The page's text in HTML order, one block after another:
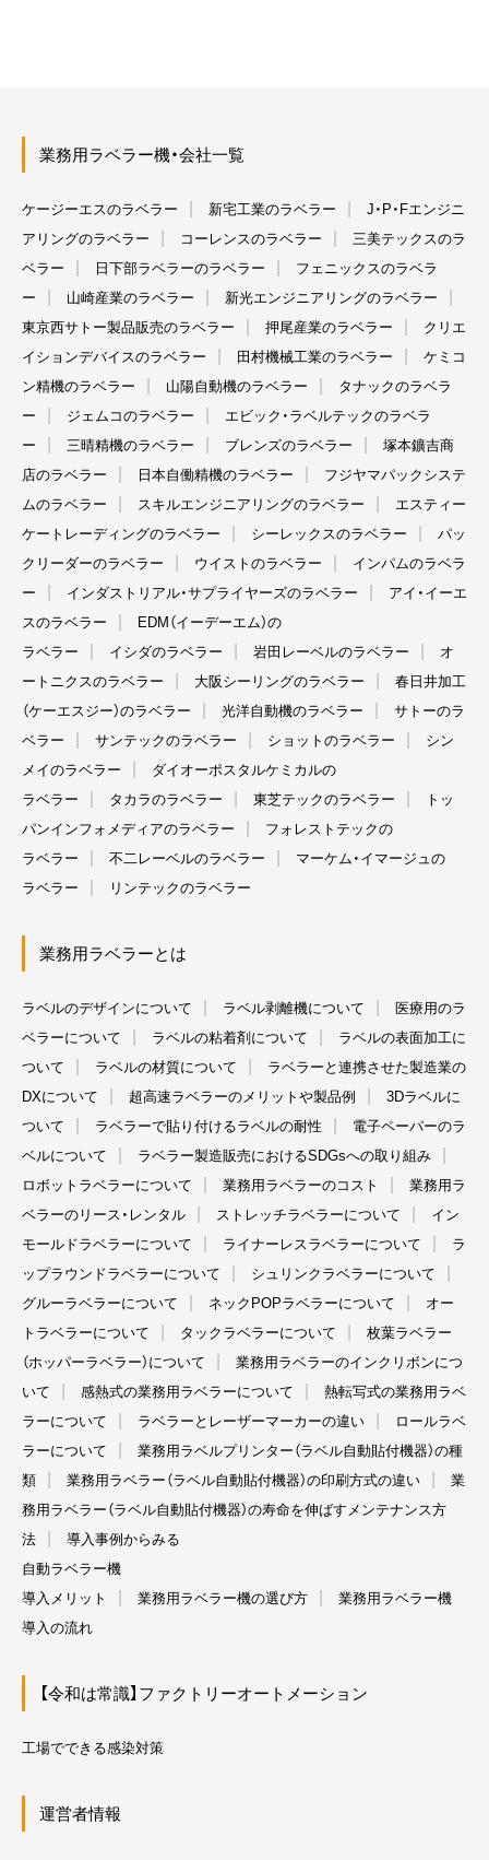
業務用ラベラー機・会社一覧
ケージーエスのラベラー 新宅工業のラベラー
J・P・Fエンジニ
アリングのラベラー
コーレンスのラベラー
三美テックスのラ
ベラー
日下部ラベラーのラベラー
フェニックスのラベラ
ー
山崎産業のラベラー
新光エンジニアリングのラベラー
東京西サトー製品販売のラベラー
押尾産業のラベラー
クリエ
イションデバイスのラベラー
田村機械工業のラベラー
ケミコ
ン精機のラベラー
山陽自動機のラベラー
タナックのラベラ
ー
ジェムコのラベラー
エビック・ラベルテックのラベラ
ー
三晴精機のラベラー ブレンズのラベラー
塚本鑛吉商
店のラベラー
日本自働精機のラベラー
フジヤマパックシステ
ムのラベラー
スキルエンジニアリングのラベラー
エスティー
ケートレーディングのラベラー
シーレックスのラベラー
パッ
クリーダーのラベラー
ウイストのラベラー
インパムのラベラ
ー
インダストリアル・サプライヤーズのラベラー
アイ・イーエ
スのラベラー
EDM（イーデーエム）の
ラベラー
イシダのラベラー 岩田レーベルのラベラー
オ
ートニクスのラベラー
大阪シーリングのラベラー
春日井加工
（ケーエスジー）のラベラー
光洋自動機のラベラー
サトーのラ
ベラー
サンテックのラベラー ショットのラベラー
シン
メイのラベラー
ダイオーポスタルケミカルの
ラベラー
タカラのラベラー 東芝テックのラベラー
トッ
パンインフォメディアのラベラー
フォレストテックの
ラベラー
不二レーベルのラベラー
マーケム・イマージュの
ラベラー
リンテックのラベラー
業務用ラベラーとは
ラベルのデザインについて ラベル剥離機について
医療用のラ
ベラーについて
ラベルの粘着剤について
ラベルの表面加工に
ついて
ラベルの材質について
ラベラーと連携させた製造業の
DXについて
超高速ラベラーのメリットや製品例
3Dラベルに
ついて
ラベラーで貼り付けるラベルの耐性
電子ペーパーのラ
ベルについて
ラベラー製造販売におけるSDGsへの取り組み
ロボットラベラーについて
業務用ラベラーのコスト
業務用ラ
ベラーのリース・レンタル
ストレッチラベラーについて
イン
モールドラベラーについて
ライナーレスラベラーについて
ラ
ップラウンドラベラーについて
シュリンクラベラーについて
グルーラベラーについて
ネックPOPラベラーについて
オー
トラベラーについて
タックラベラーについて
枚葉ラベラー
（ホッパーラベラー）について
業務用ラベラーのインクリボンにつ
いて
感熱式の業務用ラベラーについて
熱転写式の業務用ラベ
ラーについて
ラベラーとレーザーマーカーの違い
ロールラベ
ラーについて
業務用ラベルプリンター（ラベル自動貼付機器）の種
類
業務用ラベラー（ラベル自動貼付機器）の印刷方式の違い
業
務用ラベラー（ラベル自動貼付機器）の寿命を伸ばすメンテナンス方
法
導入事例からみる
自動ラベラー機
導入メリット
業務用ラベラー機の選び方
業務用ラベラー機
導入の流れ
【令和は常識】ファクトリーオートメーション
工場でできる感染対策
運営者情報